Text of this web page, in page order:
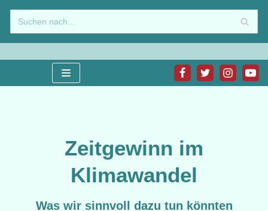
Zum
Inhalt
springen
Zeitgewinn im
Klimawandel
Was wir sinnvoll dazu tun könnten